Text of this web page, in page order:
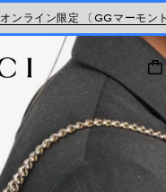
オンライン限定 〔GGマーモント
最新ウォレット メ
Gucci x 安藤七宝店
オンライン限定 〔GGマーモント